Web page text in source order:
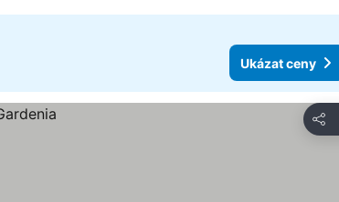
Ukázat ceny
Sdílet